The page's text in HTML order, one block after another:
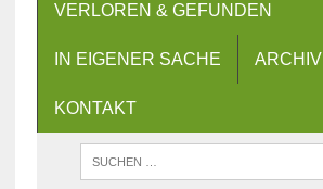
VERLOREN & GEFUNDEN
IN EIGENER SACHE ARCHIV
KONTAKT